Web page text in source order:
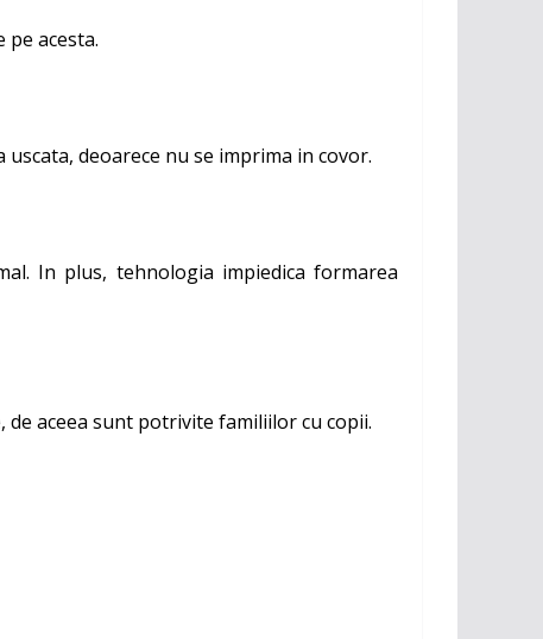
acesta.
deoarece nu se imprima in covor.
In plus, tehnologia impiedica formarea
aceea sunt potrivite familiilor cu copii.